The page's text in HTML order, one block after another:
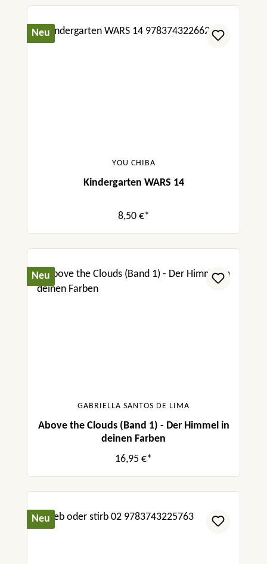
Neu
YOU CHIBA
Kindergarten WARS 14
8,50 €*
Neu
GABRIELLA SANTOS DE LIMA
Above the Clouds (Band 1) - Der Himmel in
deinen Farben
16,95 €*
Neu